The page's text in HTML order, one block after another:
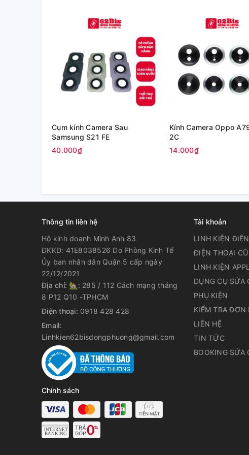
Cụm kính Camera Sau
Samsung S21 FE
40.000₫
Kính Camera Oppo
2C
14.000₫
Thông tin liên hệ
Hộ kinh doanh Minh Anh 83
ĐKKD: 41E8038526 Do Phòng Kinh Tế
Ủy ban nhân dân Quận 5 cấp ngày
22/12/2021
Địa chỉ: 🏡: 285 / 112 Cách mạng tháng
8 P12 Q10 -TPHCM
Điện thoại: 0918 428 428
Email:
Linhkien62bisdongphuong@gmail.com
Chính sách
Tài khoản
LINH KIỆN
ĐIỆN THOẠI CŨ
LINH KIỆN
DỤNG CỤ SỬA
PHỤ KIỆN
KIỂM TRA ĐƠN
LIÊN HỆ
TIN TỨC
BOOKING SỬA